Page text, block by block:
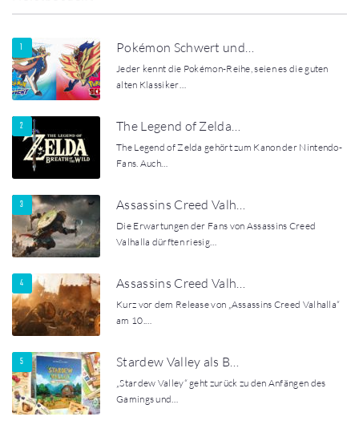
Pokémon Schwert und…
Jeder kennt die Pokémon-Reihe, seien es die guten
alten Klassiker…
The Legend of Zelda…
The Legend of Zelda gehört zum Kanon der Nintendo-
Fans. Auch…
Assassins Creed Valh…
Die Erwartungen der Fans von Assassins Creed
Valhalla dürften riesig…
Assassins Creed Valh…
Kurz vor dem Release von „Assassins Creed Valhalla“
am 10.…
Stardew Valley als B…
„Stardew Valley“ geht zurück zu den Anfängen des
Gamings und…